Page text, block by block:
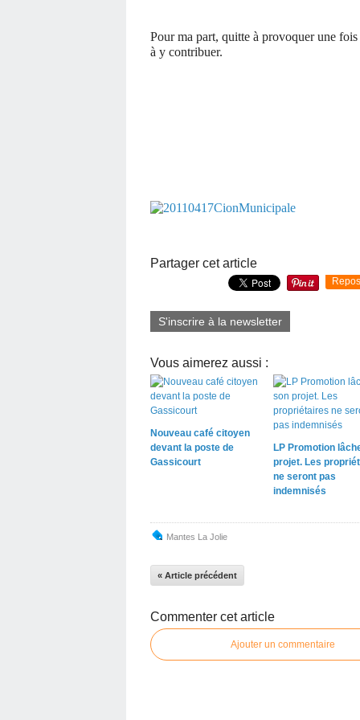
Pour ma part, quitte à provoquer une
à y contribuer.
Partager cet article
S'inscrire à la newsletter
Vous aimerez aussi :
Nouveau café citoyen
devant la poste de
Gassicourt
LP Promotion
projet. Les
ne seront pas
indemnisés
Mantes La Jolie
« Article précédent
Commenter cet article
Ajouter un commentaire